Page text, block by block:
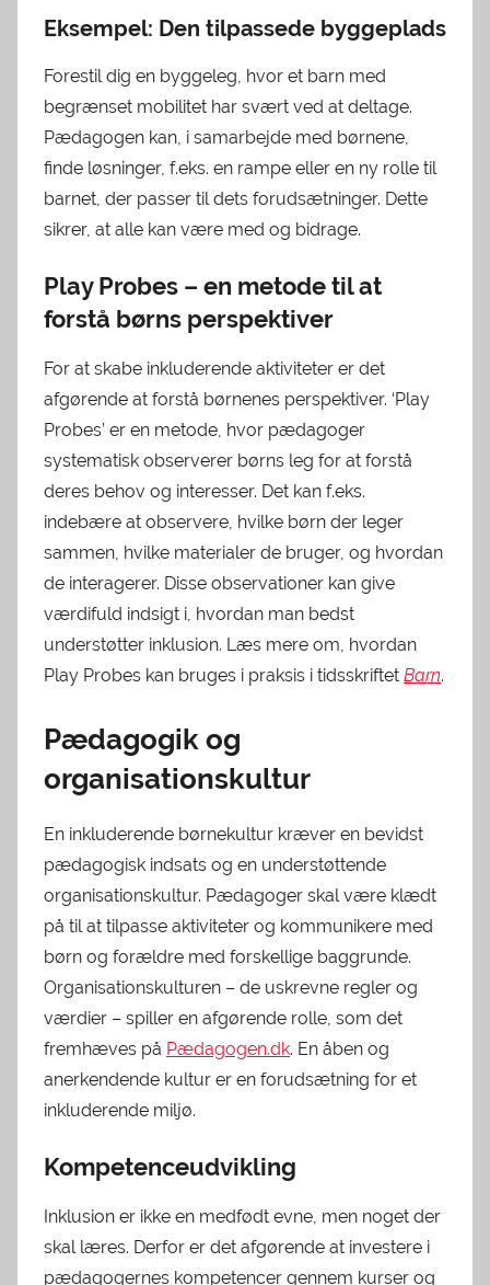
Eksempel: Den tilpassede byggeplads
Forestil dig en byggeleg, hvor et barn med
begrænset mobilitet har svært ved at deltage.
Pædagogen kan, i samarbejde med børnene,
finde løsninger, f.eks. en rampe eller en ny rolle til
barnet, der passer til dets forudsætninger. Dette
sikrer, at alle kan være med og bidrage.
Play Probes – en metode til at
forstå børns perspektiver
For at skabe inkluderende aktiviteter er det
afgørende at forstå børnenes perspektiver. ‘Play
Probes’ er en metode, hvor pædagoger
systematisk observerer børns leg for at forstå
deres behov og interesser. Det kan f.eks.
indebære at observere, hvilke børn der leger
sammen, hvilke materialer de bruger, og hvordan
de interagerer. Disse observationer kan give
værdifuld indsigt i, hvordan man bedst
understøtter inklusion. Læs mere om, hvordan
Play Probes kan bruges i praksis i tidsskriftet Barn.
Pædagogik og
organisationskultur
En inkluderende børnekultur kræver en bevidst
pædagogisk indsats og en understøttende
organisationskultur. Pædagoger skal være klædt
på til at tilpasse aktiviteter og kommunikere med
børn og forældre med forskellige baggrunde.
Organisationskulturen – de uskrevne regler og
værdier – spiller en afgørende rolle, som det
fremhæves på Pædagogen.dk. En åben og
anerkendende kultur er en forudsætning for et
inkluderende miljø.
Kompetenceudvikling
Inklusion er ikke en medfødt evne, men noget der
skal læres. Derfor er det afgørende at investere i
pædagogernes kompetencer gennem kurser og